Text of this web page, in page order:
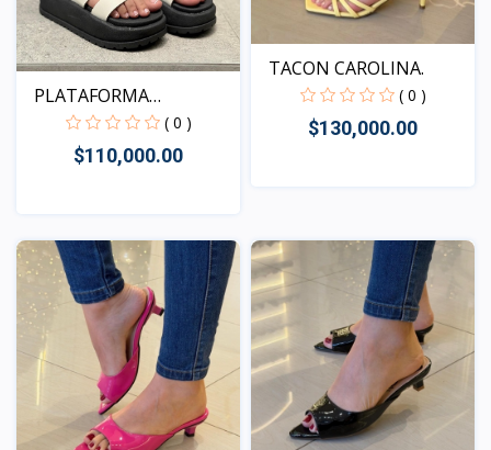
PLATAFORMA
KENTUCKY MAR...( 0 )
$110,000.00
Vista
TACON CAROLINA.
( 0 )
$130,000.00